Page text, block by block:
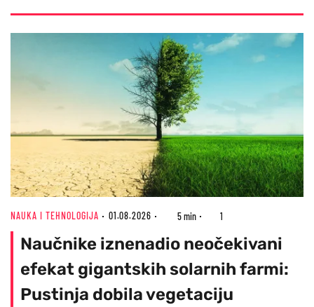
NAUKA I TEHNOLOGIJA 01.08.2026 5 min 1
Naučnike iznenadio neočekivani
efekat gigantskih solarnih farmi:
Pustinja dobila vegetaciju